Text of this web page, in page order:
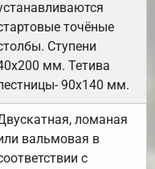
точёные
Ступени
мм. Тетива
90х140 мм.
ломаная
вальмовая в
с